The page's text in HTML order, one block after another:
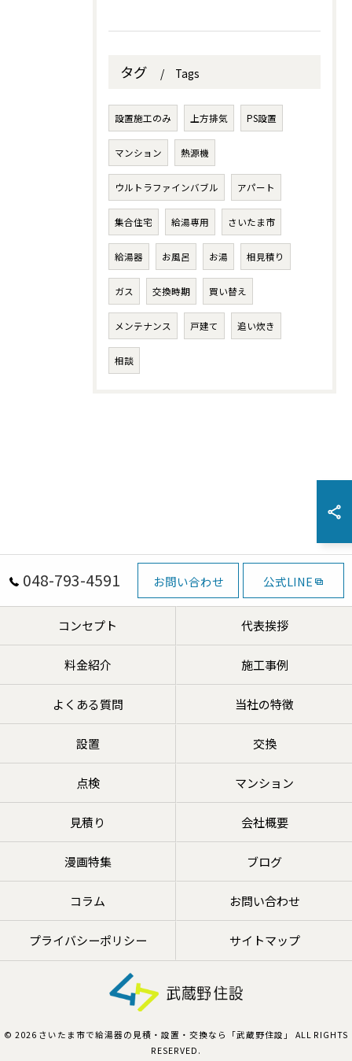
タグ Tags
設置施工のみ 上方排気 PS設置
マンション 熱源機
ウルトラファインバブル アパート
集合住宅 給湯専用 さいたま市
給湯器 お風呂 お湯 相見積り
ガス 交換時期 買い替え
メンテナンス 戸建て 追い炊き
相談
048-793-4591 お問い合わせ 公式LINE
コンセプト 代表挨拶
料金紹介 施工事例
よくある質問 当社の特徴
設置 交換
点検 マンション
見積り 会社概要
漫画特集 ブログ
コラム お問い合わせ
プライバシーポリシー サイトマップ
© 2026 さいたま市で給湯器の見積・設置・交換なら「武蔵野住設」 ALL RIGHTS
RESERVED.